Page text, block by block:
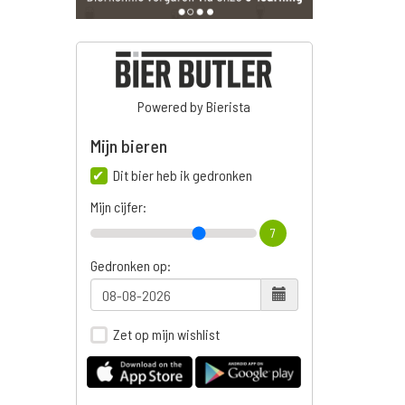
Powered by Bierista
Mijn bieren
Dit bier heb ik gedronken
Mijn cijfer:
7
Gedronken op:
Zet op mijn wishlist